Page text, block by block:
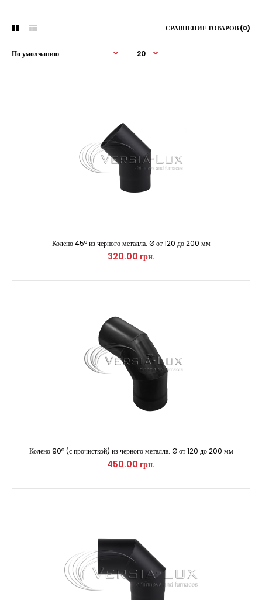
СРАВНЕНИЕ ТОВАРОВ (0)
320.00 грн.
Используется для поворота дымохода. ..
Колено 90º (с прочисткой) из черного металла: Ø от 120 до 200
мм
Колено 45º из черного металла: Ø от 120 до 200 мм
320.00 грн.
Колено 90º (с прочисткой) из черного металла: Ø от 120 до 200 мм
450.00 грн.